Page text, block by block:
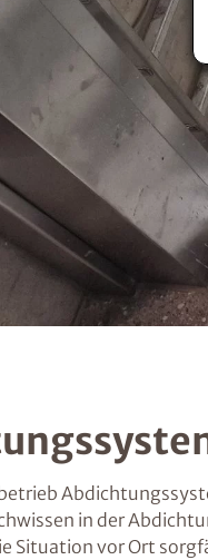
in der
Situation vor Ort